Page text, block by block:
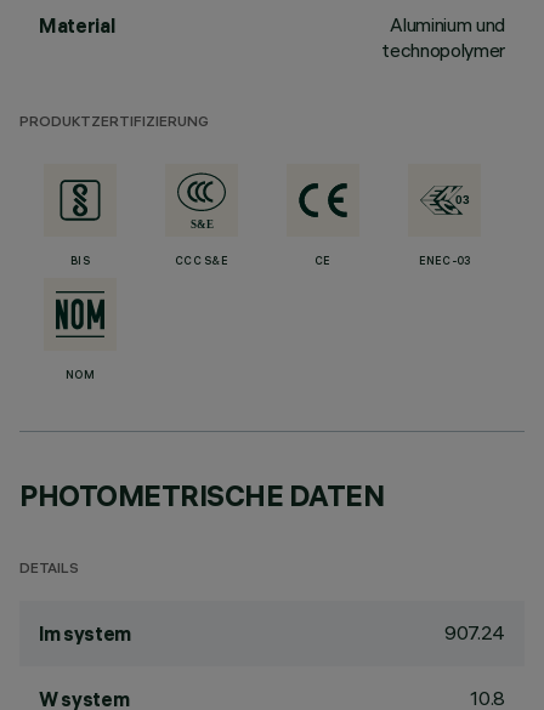
Material
Aluminium und
technopolymer
PRODUKTZERTIFIZIERUNG
BIS CCC S&E CE ENEC-03
NOM
PHOTOMETRISCHE DATEN
DETAILS
lm system 907.24
W system 10.8